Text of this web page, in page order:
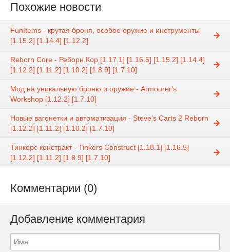
Похожие новости
FunItems - крутая броня, особое оружие и инструменты
[1.15.2] [1.14.4] [1.12.2]
Reborn Core - Реборн Кор [1.17.1] [1.16.5] [1.15.2] [1.14.4]
[1.12.2] [1.11.2] [1.10.2] [1.8.9] [1.7.10]
Мод на уникальную броню и оружие - Armourer's
Workshop [1.12.2] [1.7.10]
Новые вагонетки и автоматизация - Steve's Carts 2 Reborn
[1.12.2] [1.11.2] [1.10.2] [1.7.10]
Тинкерс констракт - Tinkers Construct [1.18.1] [1.16.5]
[1.12.2] [1.11.2] [1.8.9] [1.7.10]
Комментарии (0)
Добавление комментария